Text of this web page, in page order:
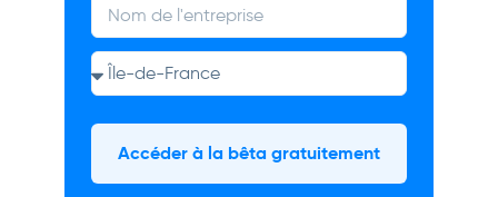
Accéder à la bêta gratuitement